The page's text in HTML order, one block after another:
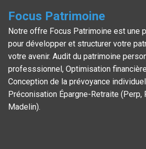
Focus Patrimoine
Notre offre Focus Patrimoine est une
pour développer et structurer votre
votre avenir. Audit du patrimoine
professsionnel, Optimisation
Conception de la prévoyance
Préconisation Épargne-Retraite (Perp,
Madelin).